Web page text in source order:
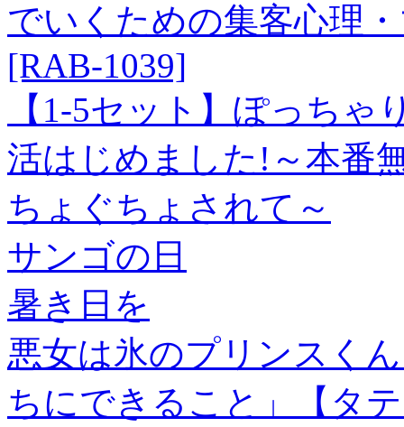
でいくための集客心理
[RAB-1039]
【1-5セット】ぽっち
活はじめました!～本番
ちょぐちょされて～
サンゴの日
暑き日を
悪女は氷のプリンスく
ちにできること」【タ